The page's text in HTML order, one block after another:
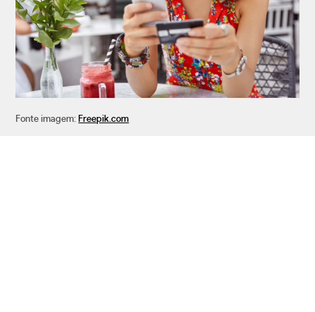
Fonte imagem: Freepik.com